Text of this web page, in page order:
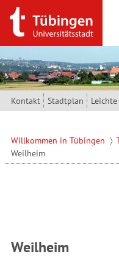
Direkt zum Inhalt
Kontakt Stadtplan
Willkommen in Tübingen
Weilheim
Weilheim